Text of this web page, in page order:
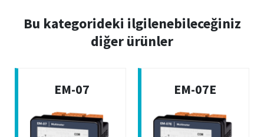
Bu kategorideki ilgilenebileceğiniz
diğer ürünler
EM-07 EM-07E